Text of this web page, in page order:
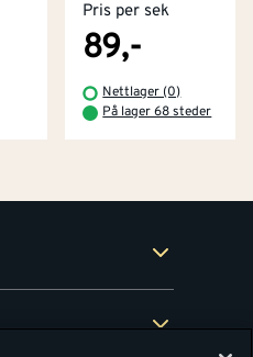
Pris per sek
89,-
Nettlager (0)
På lager 68 steder